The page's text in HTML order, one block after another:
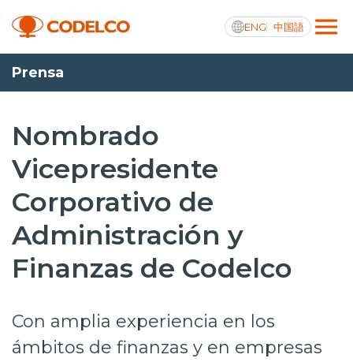
ENG 中国語
Transparencia activa
Nosotros
Operaciones
Proyectos
Sustentabilidad
Inversionistas
Prensa
Nombrado
Vicepresidente
Corporativo de
Administración y
Finanzas de Codelco
Con amplia experiencia en los
ámbitos de finanzas y en empresas